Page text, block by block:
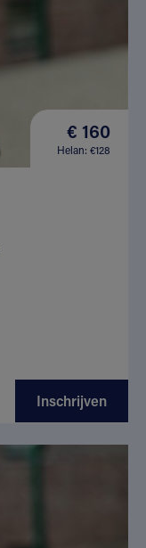
€ 160
Helan: €128
Inschrijven